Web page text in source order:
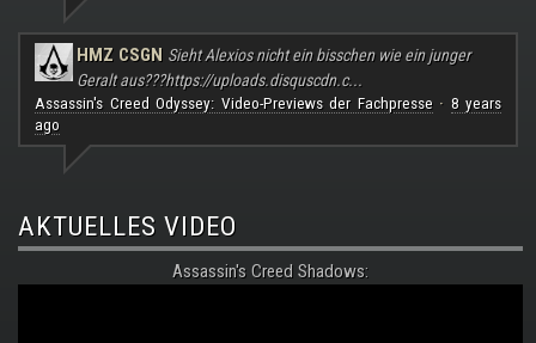
HMZ CSGN Sieht Alexios nicht ein bisschen wie ein junger
Geralt aus???https://uploads.disquscdn.c...
Assassin's Creed Odyssey: Video-Previews der Fachpresse· 8 years
ago
AKTUELLES VIDEO
Assassin's Creed Shadows: